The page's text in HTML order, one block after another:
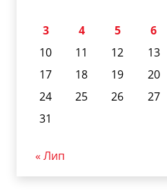
3
4 5 6
10
11 12 13
17
18 19 20
24
25 26 27
31
« Лип